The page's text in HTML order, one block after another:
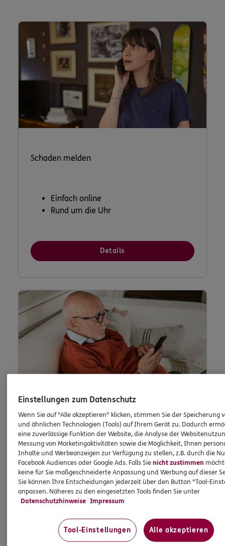
Schaden melden
Einfach online
Rund um die Uhr
Details
Lob und Beschwerden
Waren Sie zufrieden mit uns? Oder waren Sie
einmal nicht zufrieden? Dann können Sie uns
dies hier schildern.
Jetzt informieren
Einstellungen zum Datenschutz
Wenn Sie auf "Alle akzeptieren" klicken, stimmen Sie der Speicherung
und ähnlichen Technologien (Tools) auf Ihrem Gerät zu. Dadurch
eine zuverlässige Funktion der Website, die Analyse der
Messung von Marketingaktivitäten sowie die Möglichkeit, Ihnen
Inhalte und Werbeanzeigen zur Verfügung zu stellen, z.B. durch die
Facebook Audiences oder Google Ads. Falls Sienicht zustimmen
keine für Sie maßgeschneiderte Anpassung und Werbung auf dieser
Sie können Ihre Entscheidungen jederzeit über den Button "Tool-
anpassen. Näheres zu den eingesetzten Tools finden Sie unter
Datenschutzhinweise Impressum
Tool-Einstellungen Alle akzeptieren